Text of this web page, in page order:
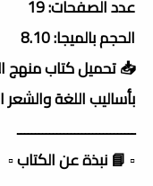
عدد الصفحات: 19
الحجم بالميجا: 8.10
📥 تحميل كتاب منهج
بأساليب اللغة
ـــــــــــــــــــــــــــــــــ
▫️ 📘 نبذة عن الكتاب ▫️